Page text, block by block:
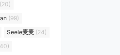
(20)
(99)
Seele麦麦 (24)